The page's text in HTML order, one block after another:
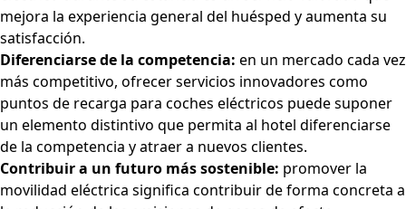
mejora la experiencia general del huésped y aumenta su
satisfacción.
Diferenciarse de la competencia: en un mercado cada vez
más competitivo, ofrecer servicios innovadores como
puntos de recarga para coches eléctricos puede suponer
un elemento distintivo que permita al hotel diferenciarse
de la competencia y atraer a nuevos clientes.
Contribuir a un futuro más sostenible: promover la
movilidad eléctrica significa contribuir de forma concreta a